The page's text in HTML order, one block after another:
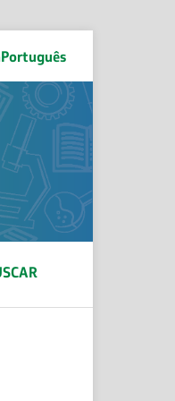
Português